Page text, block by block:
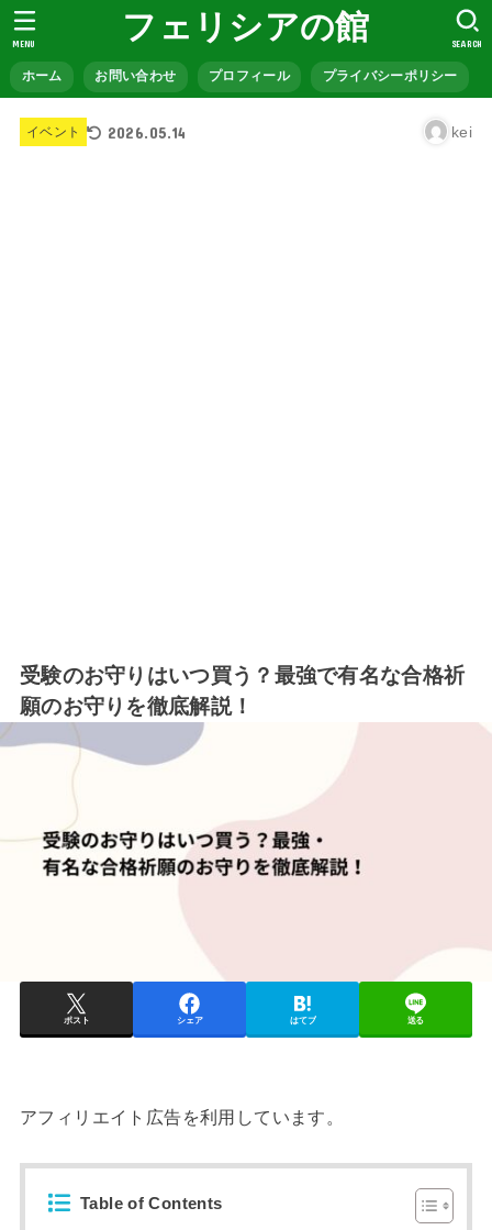
フェリシアの館
ホーム お問い合わせ プロフィール プライバシーポリシー
SEARCH
MENU
イベント 2026.05.14 kei
受験のお守りはいつ買う？最強で有名な合格祈
願のお守りを徹底解説！
ポスト シェア はてブ 送る
アフィリエイト広告を利用しています。
Table of Contents